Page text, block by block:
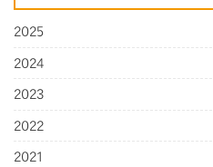
2025
2024
2023
2022
2021